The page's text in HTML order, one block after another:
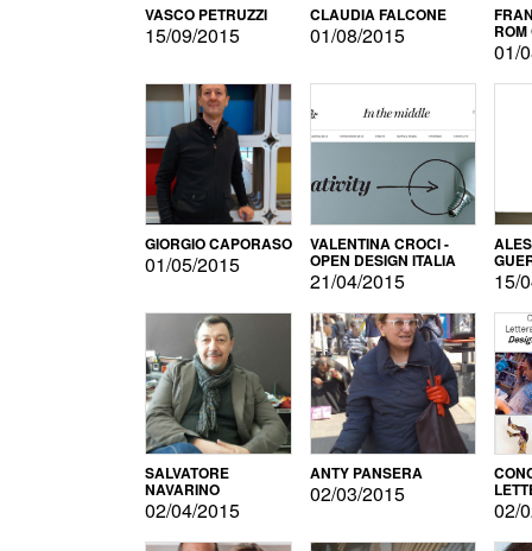
VASCO PETRUZZI
15/09/2015
CLAUDIA FALCONE
01/08/2015
01/
GIORGIO CAPORASO
01/05/2015
VALENTINA CROCI -
OPEN DESIGN ITALIA
21/04/2015 15/
SALVATORE
NAVARINO
02/04/2015
ANTY PANSERA
02/03/2015
02/